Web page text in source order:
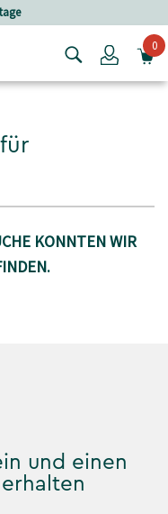
Login0
KONNTEN WIR
und einen